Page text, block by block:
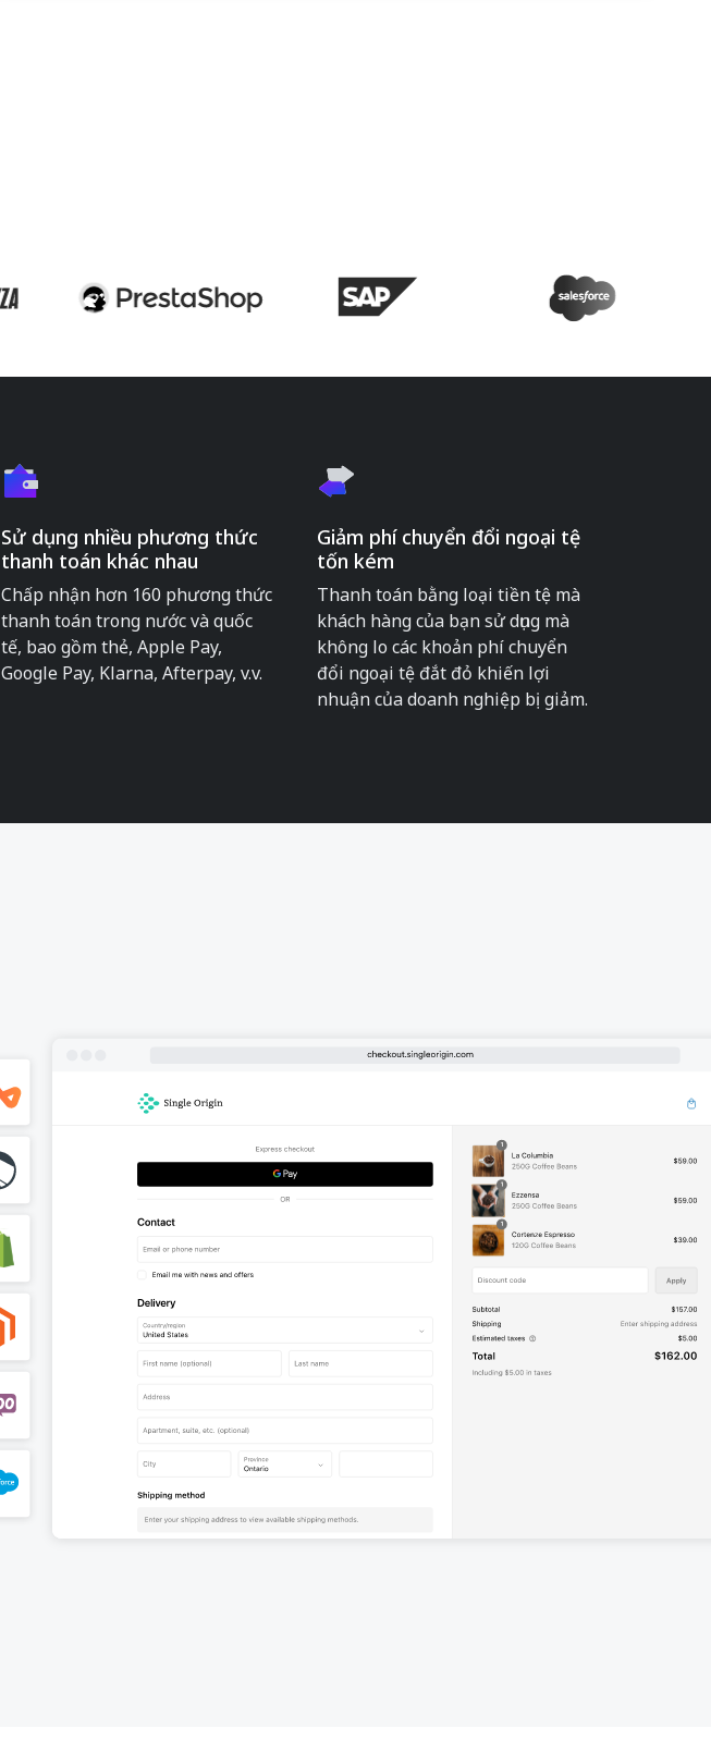
Sử dụng nhiều phương thức
thanh toán khác nhau
Chấp nhận hơn 160 phương thức
thanh toán trong nước và quốc
tế, bao gồm thẻ, Apple Pay,
Google Pay, Klarna, Afterpay, v.v.
Giảm phí chuyển đổi ngoại tệ
tốn kém
Thanh toán bằng loại tiền tệ mà
khách hàng của bạn sử dụng mà
không lo các khoản phí chuyển
đổi ngoại tệ đắt đỏ khiến lợi
nhuận của doanh nghiệp bị giảm.